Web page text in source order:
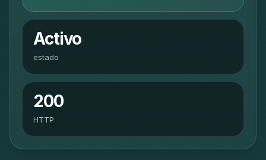
Activo
estado
200
HTTP